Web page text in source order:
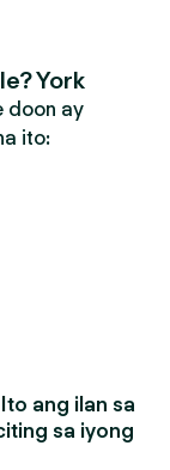
York
doon ay
ito:
ang ilan sa
sa iyong